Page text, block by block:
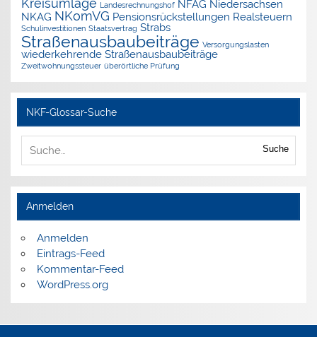
Kreisumlage Landesrechnungshof NFAG Niedersachsen
NKAG NKomVG Pensionsrückstellungen Realsteuern
Schulinvestitionen Staatsvertrag Strabs
Straßenausbaubeiträge Versorgungslasten
wiederkehrende Straßenausbaubeiträge
Zweitwohnungssteuer überörtliche Prüfung
NKF-Glossar-Suche
Suche
Anmelden
Anmelden
Eintrags-Feed
Kommentar-Feed
WordPress.org